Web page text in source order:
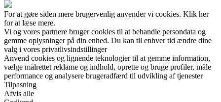
For at gøre siden mere brugervenlig anvender vi cookies. Klik her
for at læse mere.
Vi og vores partnere bruger cookies til at behandle persondata og
gemme oplysninger på din enhed. Du kan til enhver tid ændre dine
valg i vores privatlivsindstillinger
Anvend cookies og lignende teknologier til at gemme information,
vælge målrettet reklame og indhold, oprette og bruge profiler, måle
performance og analysere brugeradfærd til udvikling af tjenester
Tilpasning
Afvis alle